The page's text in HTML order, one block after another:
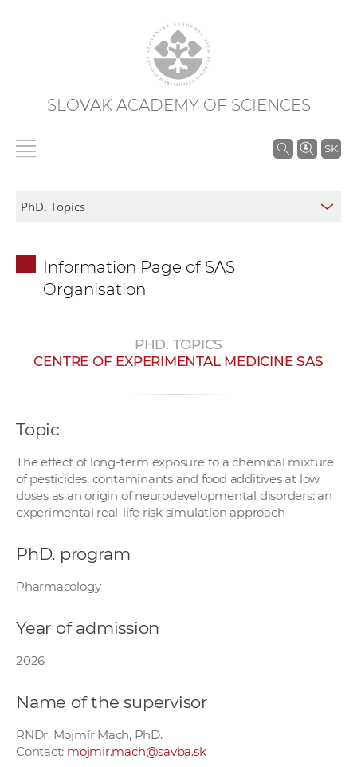
SLOVAK ACADEMY OF SCIENCES
SK
S
w
r
s
Information Page of SAS
Organisation
PHD. TOPICS
CENTRE OF EXPERIMENTAL MEDICINE SAS
Topic
The effect of long-term exposure to a chemical mixture
of pesticides, contaminants and food additives at low
doses as an origin of neurodevelopmental disorders: an
experimental real-life risk simulation approach
PhD. program
Pharmacology
Year of admission
2026
Name of the supervisor
RNDr. Mojmír Mach, PhD.
Contact: mojmir.mach@savba.sk